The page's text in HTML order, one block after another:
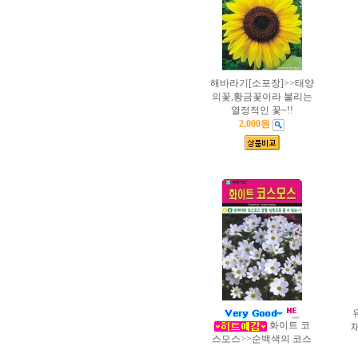
해바라기[소포장]>>태양
의꽃,황금꽃이라 불리는
열정적인 꽃~!!
2,000원
화이트 코
스모스>>순백색의 코스